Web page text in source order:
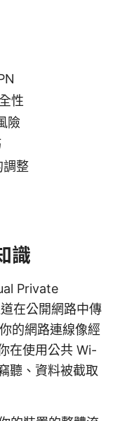
性
險
調整
識
Private
在公開網路中傳
的網路連線像經
在使用公共 Wi-
聽、資料被截取